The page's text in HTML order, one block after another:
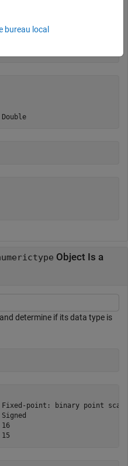
          DataTypeMode: Double
Object Is a
determine if its data type is
point: binary point
16
bureau local